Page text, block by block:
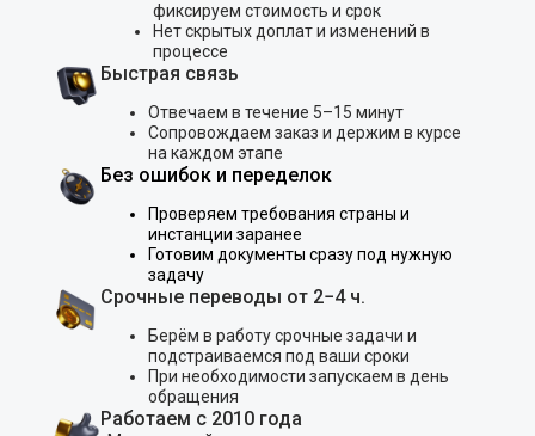
фиксируем стоимость и срок
Нет скрытых доплат и изменений в
процессе
Быстрая связь
Отвечаем в течение 5–15 минут
Сопровождаем заказ и держим в курсе
на каждом этапе
Без ошибок и переделок
Проверяем требования страны и
инстанции заранее
Готовим документы сразу под нужную
задачу
Срочные переводы от 2−4 ч.
Берём в работу срочные задачи и
подстраиваемся под ваши сроки
При необходимости запускаем в день
обращения
Работаем с 2010 года